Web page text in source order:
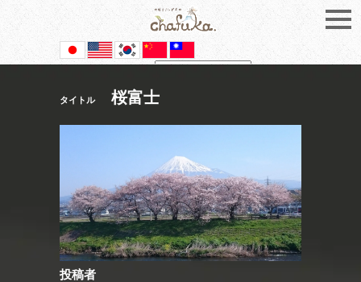
タイトル 桜富士
投稿者